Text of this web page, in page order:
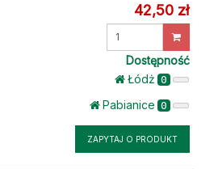
42,50 zł
Wprowadź
Dostępność
Łódż 0
Pabianice 0
ZAPYTAJ O PRODUKT